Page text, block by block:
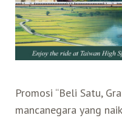
Agen Perjalanan
Mata Air Panas
Ekowisata
Tur Bis Wisata
Taiwan Tips
Teh Kelas Dunia
Bis
Mobil
Atraksi Taiwan Bagian
Atraksi Taiwan Bagian
Search for:
Promosi “Beli Satu,
mancanegara yang